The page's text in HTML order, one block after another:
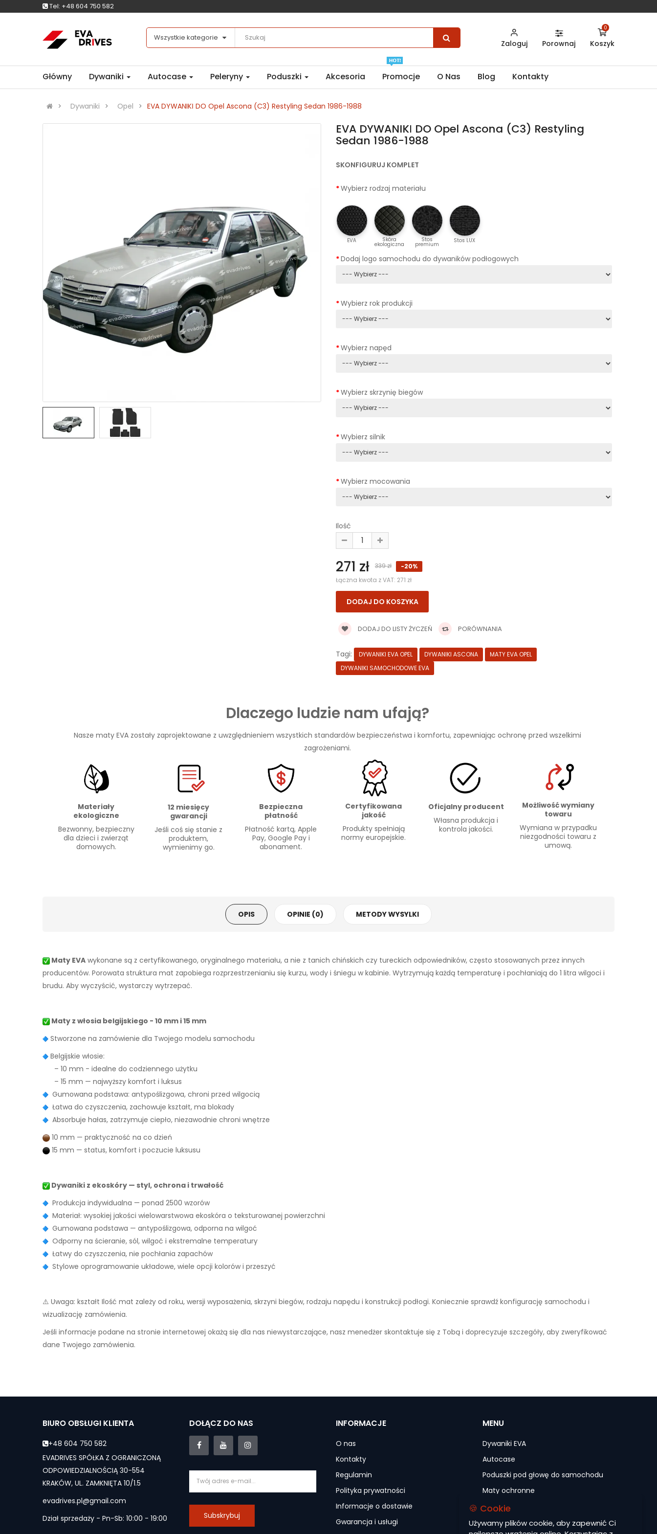
Tel: +48 604 750 582
Wszystkie kategorie
Zaloguj Porownaj Koszyk
0
Główny Dywaniki Autocase Peleryny Poduszki Akcesoria Promocje O Nas Blog Kontakty
Dywaniki Opel EVA DYWANIKІ DO Opel Ascona (C3) Restyling Sedan 1986-1988
EVA DYWANIKІ DO Opel Ascona (C3) Restyling
Sedan 1986-1988
SKONFIGURUJ KOMPLET
Wybierz rodzaj materiału
EVA Skóra
ekologiczna
Stos
premium
Stos LUX
Dodaj logo samochodu do dywaników podłogowych
Wybierz rok produkcji
Wybierz napęd
Wybierz skrzynię biegów
Wybierz silnik
Wybierz mocowania
Ilość
271 zł 339 zł
-20%
Łączna kwota z VAT: 271 zł
DODAJ DO LISTY ŻYCZEŃ PORÓWNANIA
Tagi: DYWANIKI EVA OPEL DYWANIKI ASCONA
MATY EVA OPEL
DYWANIKI SAMOCHODOWE EVA
Dlaczego ludzie nam ufają?
Nasze maty EVA zostały zaprojektowane z uwzględnieniem wszystkich standardów bezpieczeństwa i komfortu, zapewniając ochronę przed wszelkimi
zagrożeniami.
Materiały
ekologiczne
Bezwonny, bezpieczny
dla dzieci i zwierząt
domowych.
12 miesięcy
gwarancji
Jeśli coś się stanie z
produktem,
wymienimy go.
Bezpieczna
płatność
Płatność kartą, Apple
Pay, Google Pay i
abonament.
Certyfikowana
jakość
Produkty spełniają
normy europejskie.
Oficjalny producent
Własna produkcja i
kontrola jakości.
Możliwość wymiany
towaru
Wymiana w przypadku
niezgodności towaru z
umową.
OPIS OPINIE (0) METODY WYSYLKI
Maty EVA wykonane są z certyfikowanego, oryginalnego materiału, a nie z tanich chińskich czy tureckich odpowiedników, często stosowanych przez innych
producentów. Porowata struktura mat zapobiega rozprzestrzenianiu się kurzu, wody i śniegu w kabinie. Wytrzymują każdą temperaturę i pochłaniają do 1 litra wilgoci i
brudu. Aby wyczyścić, wystarczy wytrzepać.
Maty z włosia belgijskiego - 10 mm i 15 mm
Stworzone na zamówienie dla Twojego modelu samochodu
Belgijskie włosie:
– 10 mm - idealne do codziennego użytku
– 15 mm — najwyższy komfort i luksus
Gumowana podstawa: antypoślizgowa, chroni przed wilgocią
Łatwa do czyszczenia, zachowuje kształt, ma blokady
Absorbuje hałas, zatrzymuje ciepło, niezawodnie chroni wnętrze
10 mm — praktyczność na co dzień
15 mm — status, komfort i poczucie luksusu
Dywaniki z ekoskóry — styl, ochrona i trwałość
Produkcja indywidualna — ponad 2500 wzorów
Materiał: wysokiej jakości wielowarstwowa ekoskóra o teksturowanej powierzchni
Gumowana podstawa — antypoślizgowa, odporna na wilgoć
Odporny na ścieranie, sól, wilgoć i ekstremalne temperatury
Łatwy do czyszczenia, nie pochłania zapachów
Stylowe oprogramowanie układowe, wiele opcji kolorów i przeszyć
⚠️ Uwaga: kształt Ilość mat zależy od roku, wersji wyposażenia, skrzyni biegów, rodzaju napędu i konstrukcji podłogi. Koniecznie sprawdź konfigurację samochodu i
wizualizację zamówienia.
Jeśli informacje podane na stronie internetowej okażą się dla nas niewystarczające, nasz menedżer skontaktuje się z Tobą i doprecyzuje szczegóły, aby zweryfikować
dane Twojego zamówienia.
BIURO OBSŁUGI KLIENTA
+48 604 750 582
EVADRIVES SPÓŁKA Z OGRANICZONĄ
ODPOWIEDZIALNOŚCIĄ 30-554
KRAKÓW, UL. ZAMKNIĘTA 10/1.5
evadrives.pl@gmail.com
Dział sprzedaży - Pn-Sb: 10:00 - 19:00
DOŁĄCZ DO NAS
Subskrybuj
INFORMACJE
O nas
Kontakty
Regulamin
Polityka prywatności
Informacje o dostawie
Gwarancja i usługi
MENU
Dywaniki EVA
Autocase
Poduszki pod głowę do samochodu
Maty ochronne
Pokrowce na siedzenia do samochodu
Akcesoria
🍪 Cookie
Używamy plików cookie, aby zapewnić Ci